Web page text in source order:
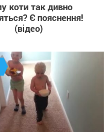
коти так дивно
Є пояснення!
(відео)